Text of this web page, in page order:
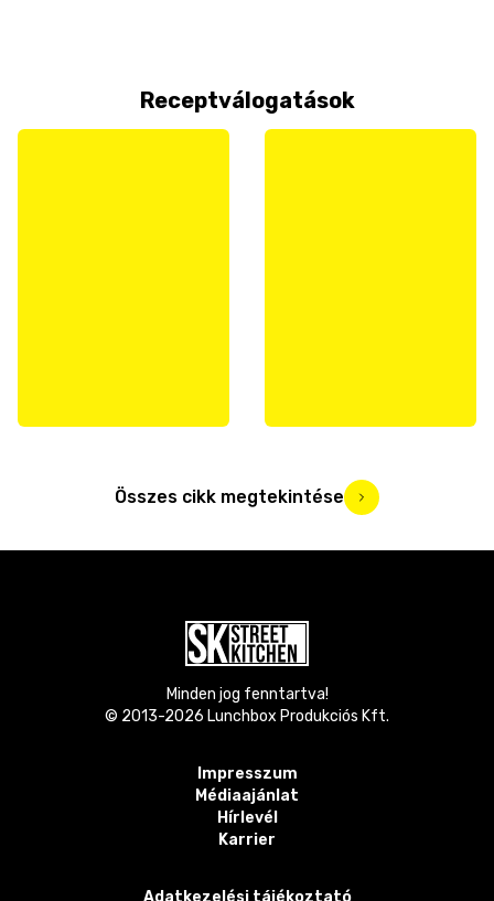
Receptválogatások
Összes cikk megtekintése
Minden jog fenntartva!
© 2013-2026 Lunchbox Produkciós Kft.
Impresszum
Médiaajánlat
Hírlevél
Karrier
Adatkezelési tájékoztató